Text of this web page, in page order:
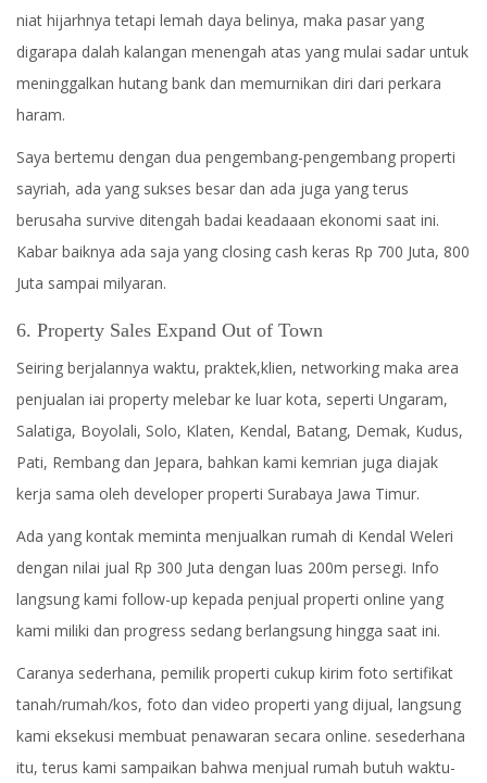
niat hijarhnya tetapi lemah daya belinya, maka pasar yang
digarapa dalah kalangan menengah atas yang mulai sadar untuk
meninggalkan hutang bank dan memurnikan diri dari perkara
haram.
Saya bertemu dengan dua pengembang-pengembang properti
sayriah, ada yang sukses besar dan ada juga yang terus
berusaha survive ditengah badai keadaaan ekonomi saat ini.
Kabar baiknya ada saja yang closing cash keras Rp 700 Juta, 800
Juta sampai milyaran.
6. Property Sales Expand Out of Town
Seiring berjalannya waktu, praktek,klien, networking maka area
penjualan iai property melebar ke luar kota, seperti Ungaram,
Salatiga, Boyolali, Solo, Klaten, Kendal, Batang, Demak, Kudus,
Pati, Rembang dan Jepara, bahkan kami kemrian juga diajak
kerja sama oleh developer properti Surabaya Jawa Timur.
Ada yang kontak meminta menjualkan rumah di Kendal Weleri
dengan nilai jual Rp 300 Juta dengan luas 200m persegi. Info
langsung kami follow-up kepada penjual properti online yang
kami miliki dan progress sedang berlangsung hingga saat ini.
Caranya sederhana, pemilik properti cukup kirim foto sertifikat
tanah/rumah/kos, foto dan video properti yang dijual, langsung
kami eksekusi membuat penawaran secara online. sesederhana
itu, terus kami sampaikan bahwa menjual rumah butuh waktu-